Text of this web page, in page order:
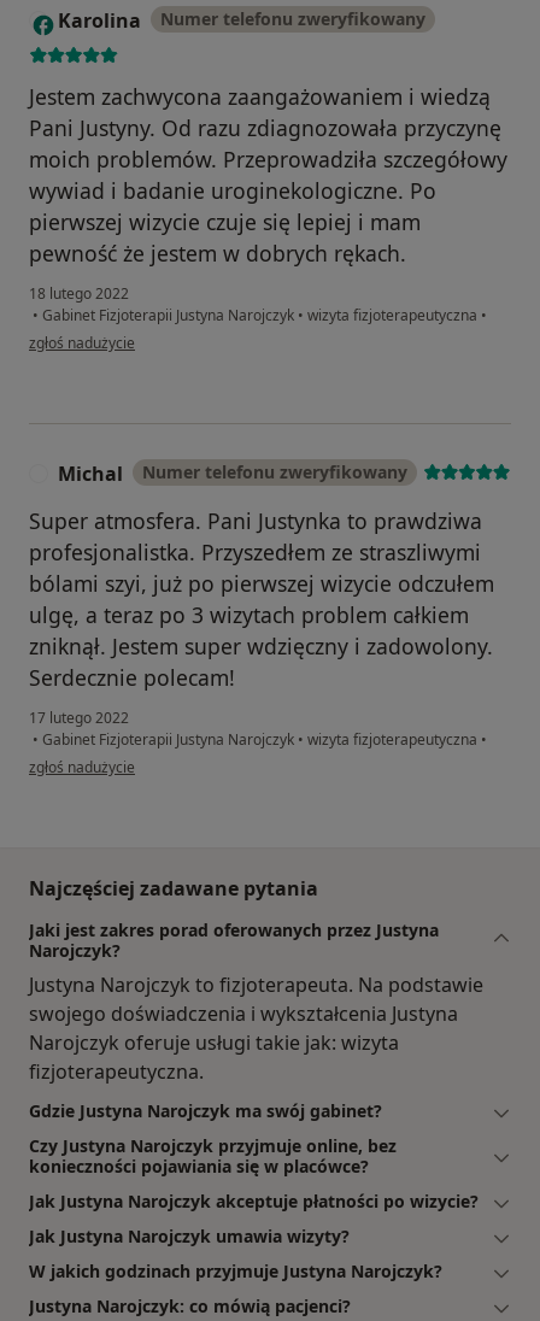
K Karolina Numer telefonu zweryfikowany
Jestem zachwycona zaangażowaniem i wiedzą
Pani Justyny. Od razu zdiagnozowała przyczynę
moich problemów. Przeprowadziła szczegółowy
wywiad i badanie uroginekologiczne. Po
pierwszej wizycie czuje się lepiej i mam
pewność że jestem w dobrych rękach.
18 lutego 2022
• Gabinet Fizjoterapii Justyna Narojczyk • wizyta fizjoterapeutyczna •
w opinii użytkownika Karolina
zgłoś nadużycie
Michal Numer telefonu zweryfikowany
Super atmosfera. Pani Justynka to prawdziwa
profesjonalistka. Przyszedłem ze straszliwymi
bólami szyi, już po pierwszej wizycie odczułem
ulgę, a teraz po 3 wizytach problem całkiem
zniknął. Jestem super wdzięczny i zadowolony.
Serdecznie polecam!
17 lutego 2022
• Gabinet Fizjoterapii Justyna Narojczyk • wizyta fizjoterapeutyczna •
w opinii użytkownika Michal
zgłoś nadużycie
Najczęściej zadawane pytania
Jaki jest zakres porad oferowanych przez Justyna
Narojczyk?
Justyna Narojczyk to fizjoterapeuta. Na podstawie
swojego doświadczenia i wykształcenia Justyna
Narojczyk oferuje usługi takie jak: wizyta
fizjoterapeutyczna.
Gdzie Justyna Narojczyk ma swój gabinet?
Czy Justyna Narojczyk przyjmuje online, bez
konieczności pojawiania się w placówce?
Jak Justyna Narojczyk akceptuje płatności po wizycie?
Jak Justyna Narojczyk umawia wizyty?
W jakich godzinach przyjmuje Justyna Narojczyk?
Justyna Narojczyk: co mówią pacjenci?